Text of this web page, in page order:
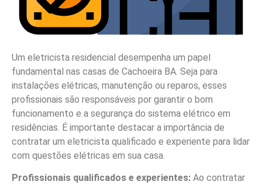
Um eletricista residencial desempenha um papel
fundamental nas casas de Cachoeira BA. Seja para
instalações elétricas, manutenção ou reparos, esses
profissionais são responsáveis por garantir o bom
funcionamento e a segurança do sistema elétrico em
residências. É importante destacar a importância de
contratar um eletricista qualificado e experiente para lidar
com questões elétricas em sua casa.
Profissionais qualificados e experientes: Ao contratar